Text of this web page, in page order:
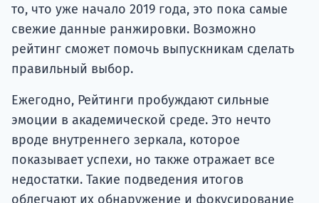
то, что уже начало 2019 года, это пока самые
свежие данные ранжировки. Возможно
рейтинг сможет помочь выпускникам сделать
правильный выбор.
Ежегодно, Рейтинги пробуждают сильные
эмоции в академической среде. Это нечто
вроде внутреннего зеркала, которое
показывает успехи, но также отражает все
недостатки. Такие подведения итогов
облегчают их обнаружение и фокусирование